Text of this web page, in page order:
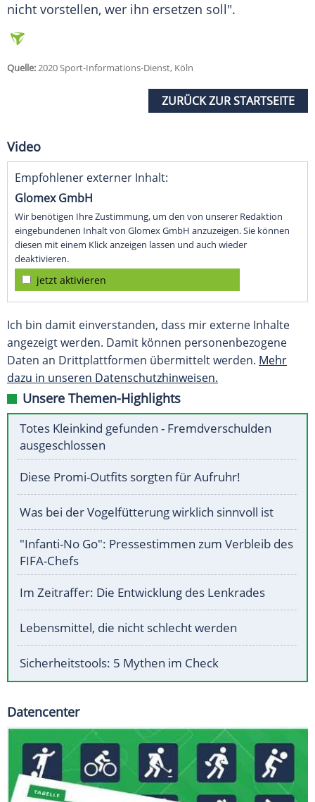
nicht vorstellen, wer ihn ersetzen soll".
Quelle:2020 Sport-Informations-Dienst, Köln
ZURÜCK ZUR STARTSEITE
Video
Empfohlener externer Inhalt:
Glomex GmbH
Wir benötigen Ihre Zustimmung, um den von unserer Redaktion
eingebundenen Inhalt von Glomex GmbH anzuzeigen. Sie können
diesen mit einem Klick anzeigen lassen und auch wieder
deaktivieren.
jetzt aktivieren
Ich bin damit einverstanden, dass mir externe Inhalte
angezeigt werden. Damit können personenbezogene
Daten an Drittplattformen übermittelt werden. Mehr
dazu in unseren Datenschutzhinweisen.
Unsere Themen-Highlights
Totes Kleinkind gefunden - Fremdverschulden
ausgeschlossen
Diese Promi-Outfits sorgten für Aufruhr!
Was bei der Vogelfütterung wirklich sinnvoll ist
"Infanti-No Go": Pressestimmen zum Verbleib des
FIFA-Chefs
Im Zeitraffer: Die Entwicklung des Lenkrades
Lebensmittel, die nicht schlecht werden
Sicherheitstools: 5 Mythen im Check
Datencenter